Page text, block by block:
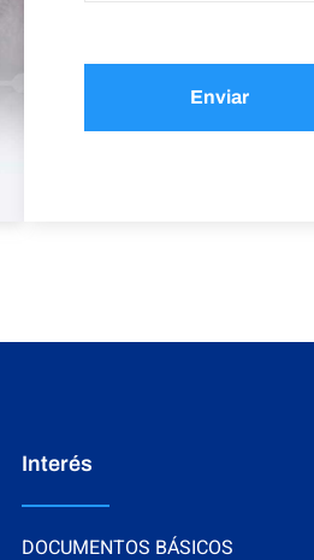
Enviar
Interés
DOCUMENTOS BÁSICOS